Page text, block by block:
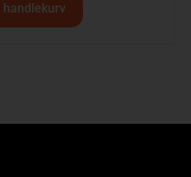
handlekurv